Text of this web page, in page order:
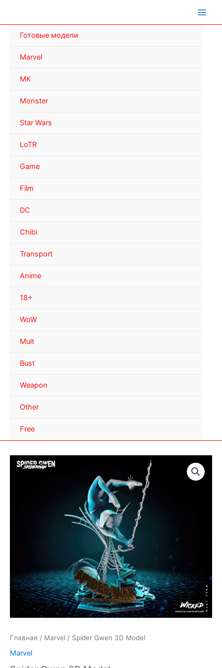
Готовые модели
Marvel
MK
Monster
Star Wars
LoTR
Game
Film
DC
Chibi
Transport
Anime
18+
WoW
Mult
Bust
Weapon
Other
Free
Главная / Marvel / Spider Gwen 3D Model
Marvel